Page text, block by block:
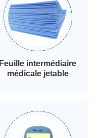
Feuille intermédiaire
médicale jetable